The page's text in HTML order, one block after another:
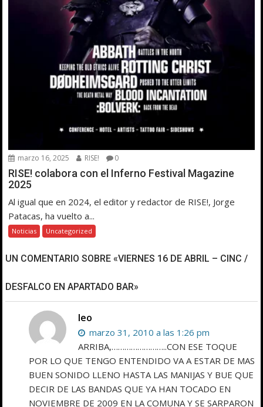
marzo 16, 2025 RISE! 0
RISE! colabora con el Inferno Festival Magazine
2025
Al igual que en 2024, el editor y redactor de RISE!, Jorge
Patacas, ha vuelto a...
Noticias Uncategorized
UN COMENTARIO SOBRE «VIERNES 16 DE ABRIL – CINC /
DESFALCO EN APARTADO BAR»
leo
marzo 31, 2010 a las 1:26 pm
ARRIBA,……………………..CON ESE TOQUE
POR LO QUE TENGO ENTENDIDO VA A ESTAR DE MAS
BUEN SONIDO LLENO HASTA LAS MANIJAS Y BUE QUE
DECIR DE LAS BANDAS QUE YA HAN TOCADO EN
NOVIEMBRE DE 2009 EN LA COMUNA Y SE SARPARON